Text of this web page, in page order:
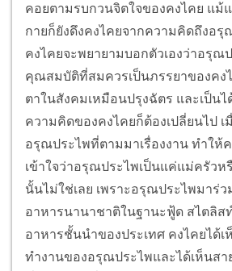
คอยตามรบกวนจิตใจของคงไคย แม้
กายก็ยังดึงคงไคยจากความคิดถึงอรุ
คงไคยจะพยายามบอกตัวเองว่าอรุณ
คุณสมบัติที่สมควรเป็นภรรยาของคง
ตาในสังคมเหมือนปรุงฉัตร และเป็น
ความคิดของคงไคยก็ต้องเปลี่ยนไป
อรุณประไพที่ตามมาเรื่องงาน ทำให้
เข้าใจว่าอรุณประไพเป็นแค่แม่ครัว
นั้นไม่ใช่เลย เพราะอรุณประไพมาร่ว
อาหารนานาชาติในฐานะฟู้ด สไตลิส
อาหารชั้นนำของประเทศ คงไคยได้
ทำงานของอรุณประไพและได้เห็นสา